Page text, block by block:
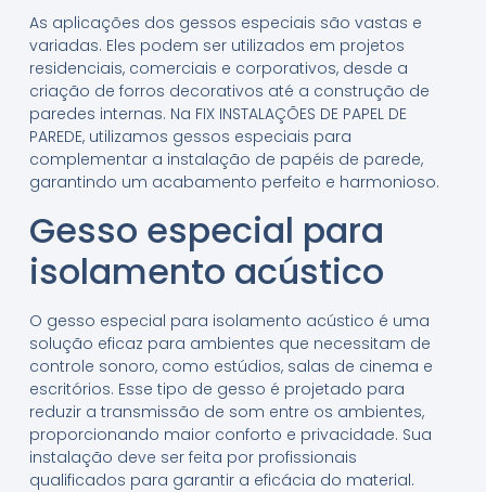
As aplicações dos gessos especiais são vastas e
variadas. Eles podem ser utilizados em projetos
residenciais, comerciais e corporativos, desde a
criação de forros decorativos até a construção de
paredes internas. Na FIX INSTALAÇÕES DE PAPEL DE
PAREDE, utilizamos gessos especiais para
complementar a instalação de papéis de parede,
garantindo um acabamento perfeito e harmonioso.
Gesso especial para
isolamento acústico
O gesso especial para isolamento acústico é uma
solução eficaz para ambientes que necessitam de
controle sonoro, como estúdios, salas de cinema e
escritórios. Esse tipo de gesso é projetado para
reduzir a transmissão de som entre os ambientes,
proporcionando maior conforto e privacidade. Sua
instalação deve ser feita por profissionais
qualificados para garantir a eficácia do material.